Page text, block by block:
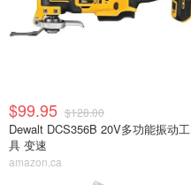
$99.95 $128.00
Dewalt DCS356B 20V多功能振动工
具 变速
amazon.ca